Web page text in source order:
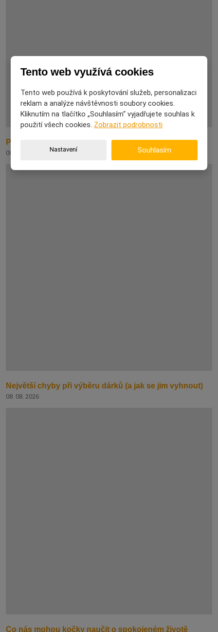
Proč na některé dárky nikdy nezapomeneme
08. 08. 2026
Největší chyby při výběru dárků (a jak se jim vyhnout)
08. 08. 2026
Co nás mohou kočky naučit o spokojeném životě
Tento web využívá cookies
Tento web používá k poskytování služeb, personalizaci
reklam a analýze návštěvnosti soubory cookies.
Kliknutím na tlačítko „Souhlasím“ vyjadřujete souhlas k
použití všech cookies. Zobrazit podrobnosti
Nastavení Souhlasím